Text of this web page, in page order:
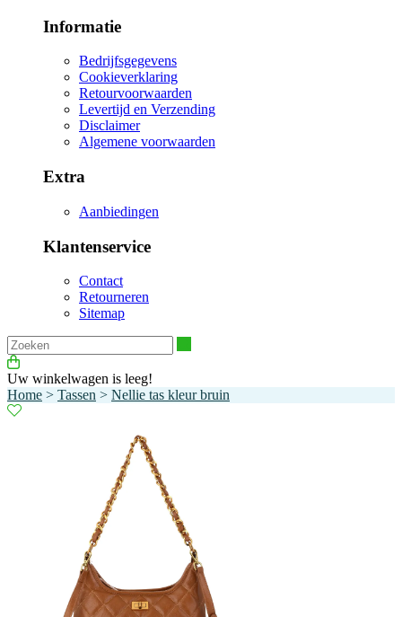
Informatie
Bedrijfsgegevens
Cookieverklaring
Retourvoorwaarden
Levertijd en Verzending
Disclaimer
Algemene voorwaarden
Extra
Aanbiedingen
Klantenservice
Contact
Retourneren
Sitemap
Uw winkelwagen is leeg!
Home > Tassen > Nellie tas kleur bruin